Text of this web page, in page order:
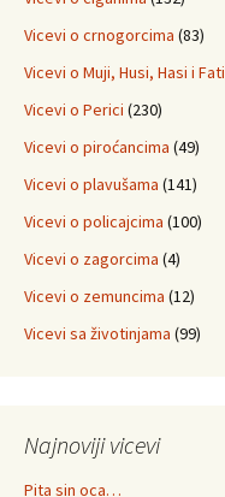
Vicevi o crnogorcima (83)
Vicevi o Muji, Husi, Hasi i Fati
Vicevi o Perici (230)
Vicevi o piroćancima (49)
Vicevi o plavušama (141)
Vicevi o policajcima (100)
Vicevi o zagorcima (4)
Vicevi o zemuncima (12)
Vicevi sa životinjama (99)
Najnoviji vicevi
Pita sin oca…